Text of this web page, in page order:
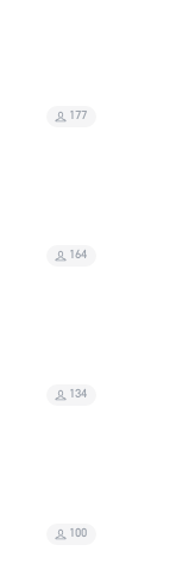
177
164
134
100